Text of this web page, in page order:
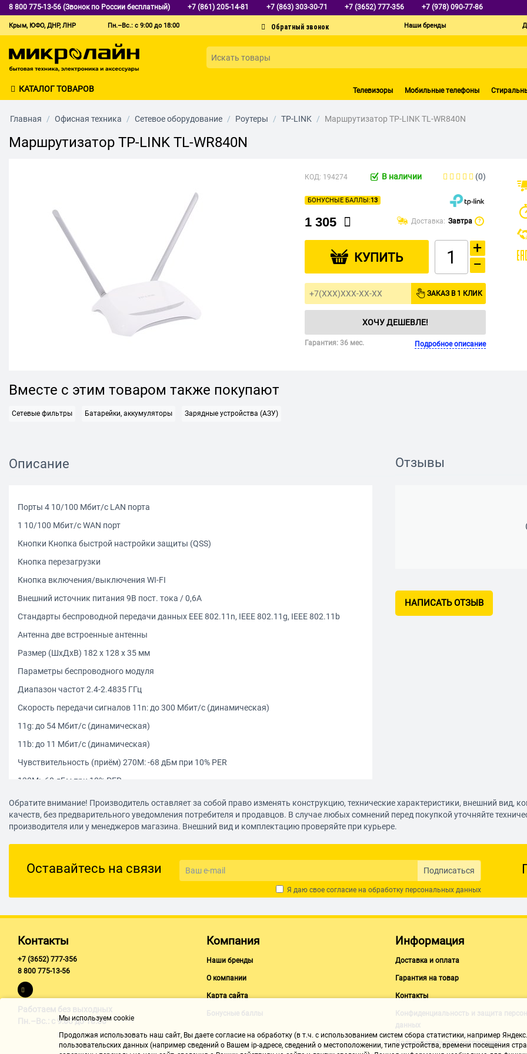
8 800 775-13-56 (Звонок по России бесплатный) +7 (861) 205-14-81 +7 (863) 303-30-71 +7 (3652) 777-356 +7 (978) 090-77-86
Крым, ЮФО, ДНР, ЛНР Пн.–Вс.: с 9:00 до 18:00 Наши бренды
КАТАЛОГ ТОВАРОВ Телевизоры Мобильные телефоны
Главная / Офисная техника / Сетевое оборудование / Роутеры / TP-LINK / Маршрутизатор TP-LINK TL-WR840N
Маршрутизатор TP-LINK TL-WR840N
КОД: 194274 В наличии (0)
БОНУСНЫЕ БАЛЛЫ:13
1 305 Доставка: Завтра ?
КУПИТЬ
+
−
ЗАКАЗ В 1 КЛИК
ХОЧУ ДЕШЕВЛЕ!
Гарантия: 36 мес. Подробное описание
Вместе с этим товаром также покупают
Сетевые фильтры Батарейки, аккумуляторы Зарядные устройства (АЗУ)
Описание
Порты 4 10/100 Мбит/с LAN порта
1 10/100 Мбит/с WAN порт
Кнопки Кнопка быстрой настройки защиты (QSS)
Кнопка перезагрузки
Кнопка включения/выключения WI-FI
Внешний источник питания 9В пост. тока / 0,6A
Стандарты беспроводной передачи данных EEE 802.11n, IEEE 802.11g, IEEE 802.11b
Антенна две встроенные антенны
Размер (ШхДхВ) 182 x 128 x 35 мм
Параметры беспроводного модуля
Диапазон частот 2.4-2.4835 ГГц
Скороcть передачи сигналов 11n: до 300 Мбит/с (динамическая)
11g: до 54 Мбит/с (динамическая)
11b: до 11 Мбит/с (динамическая)
Чувствительность (приём) 270M: -68 дБм при 10% PER
130M: -68 дБм при 10% PER
108M: -68 дБм при 10% PER
54M: -68 дБм при 10% PER
1M: -90 дБм при 8% PER
Статистика
Защита беспроводного режима 64/128/152-bit WEP / WPA / WPA2,WPA-PSK / WPA2-PSK
Возможности программного обеспечения
Тип подключения WAN Динамические IP/Статические IP /PPPoE/PPTP/L2TP/BigPond
DHCP Сервер, Клиент, Список клиентов DHCP,
Резервация адресов
Перенаправление портов Виртуальный сервер, Запуск портов, UPnP, DMZ
Отзывы
НАПИСАТЬ ОТЗЫВ
Обратите внимание! Производитель оставляет за собой право изменять конструкцию, технические характеристики, внешний вид,
качеств, без предварительного уведомления потребителя и продавцов. В случае любых сомнений перед покупкой уточняйте
производителя или у менеджеров магазина. Внешний вид и комплектацию проверяйте при курьере.
Оставайтесь на связи Подписаться
Я даю свое согласие на обработку персональных данных
Контакты
+7 (3652) 777-356
8 800 775-13-56
Работаем без выходных
Пн.–Вс.: с 9:00 до 18:00
Компания
Наши бренды
О компании
Карта сайта
Бонусные баллы
Информация
Доставка и оплата
Гарантия на товар
Контакты
Конфиденциальность и защита
данных
Пользовательское соглашение
Мы используем cookie
Продолжая использовать наш cайт, Вы даете согласие на обработку (в т.ч. с использованием систем сбора статистики, например
пользовательских данных (например сведений о Вашем ip-адресе, сведений о местоположении, типе устройства, времени посещения